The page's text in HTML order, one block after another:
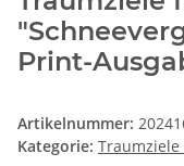
Print-
Artikelnummer:
Kategorie: